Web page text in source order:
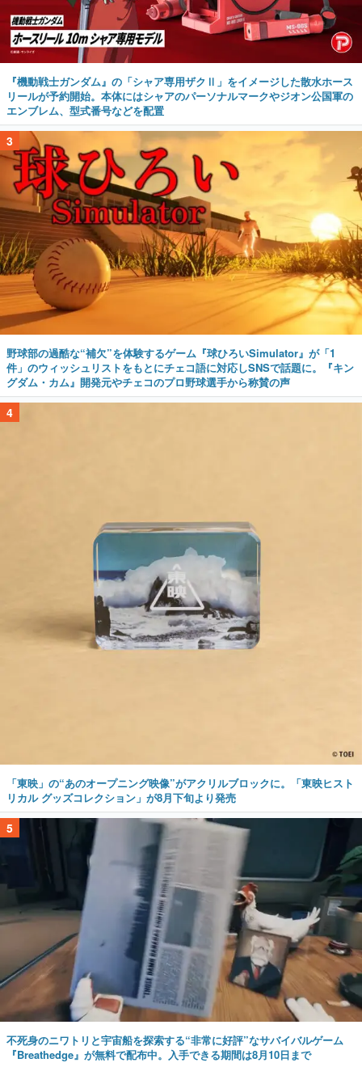
『機動戦士ガンダム』の「シャア専用ザクⅡ」をイメージした散水ホース
リールが予約開始。本体にはシャアのパーソナルマークやジオン公国軍の
エンブレム、型式番号などを配置
3
野球部の過酷な“補欠”を体験するゲーム『球ひろいSimulator』が「1
件」のウィッシュリストをもとにチェコ語に対応しSNSで話題に。『キン
グダム・カム』開発元やチェコのプロ野球選手から称賛の声
4
「東映」の“あのオープニング映像”がアクリルブロックに。「東映ヒスト
リカル グッズコレクション」が8月下旬より発売
5
不死身のニワトリと宇宙船を探索する“非常に好評”なサバイバルゲーム
『Breathedge』が無料で配布中。入手できる期間は8月10日まで